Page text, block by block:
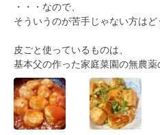
・・・なので、
そういうのが苦手じゃない方はど
皮ごと使っているものは、
基本父の作った家庭菜園の無農薬